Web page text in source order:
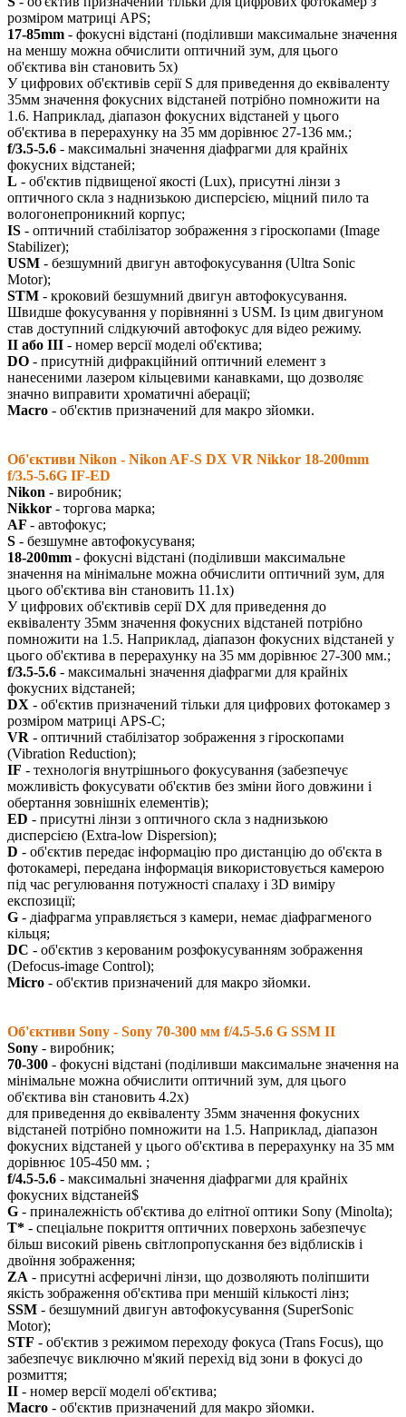
розміром матриці APS;
17-85mm - фокусні відстані (поділивши максимальне значення
на меншу можна обчислити оптичний зум, для цього
об'єктива він становить 5х)
У цифрових об'єктивів серії S для приведення до еквіваленту
35мм значення фокусних відстаней потрібно помножити на
1.6. Наприклад, діапазон фокусних відстаней у цього
об'єктива в перерахунку на 35 мм дорівнює 27-136 мм.;
f/3.5-5.6 - максимальні значення діафрагми для крайніх
фокусних відстаней;
L - об'єктив підвищеної якості (Lux), присутні лінзи з
оптичного скла з наднизькою дисперсією, міцний пило та
вологонепроникний корпус;
IS - оптичний стабілізатор зображення з гіроскопами (Image
Stabilizer);
USM - безшумний двигун автофокусування (Ultra Sonic
Motor);
STM - кроковий безшумний двигун автофокусування.
Швидше фокусування у порівнянні з USM. Із цим двигуном
став доступний слідкуючий автофокус для відео режиму.
II або III - номер версії моделі об'єктива;
DO - присутній дифракційний оптичний елемент з
нанесеними лазером кільцевими канавками, що дозволяє
значно виправити хроматичні аберації;
Macro - об'єктив призначений для макро зйомки.
Об'єктиви Nikon - Nikon AF-S DX VR Nikkor 18-200mm
f/3.5-5.6G IF-ED
Nikon - виробник;
Nikkor - торгова марка;
AF - автофокус;
S - безшумне автофокусуваня;
18-200mm - фокусні відстані (поділивши максимальне
значення на мінімальне можна обчислити оптичний зум, для
цього об'єктива він становить 11.1х)
У цифрових об'єктивів серії DX для приведення до
еквіваленту 35мм значення фокусних відстаней потрібно
помножити на 1.5. Наприклад, діапазон фокусних відстаней у
цього об'єктива в перерахунку на 35 мм дорівнює 27-300 мм.;
f/3.5-5.6 - максимальні значення діафрагми для крайніх
фокусних відстаней;
DX - об'єктив призначений тільки для цифрових фотокамер з
розміром матриці APS-C;
VR - оптичний стабілізатор зображення з гіроскопами
(Vibration Reduction);
IF - технологія внутрішнього фокусування (забезпечує
можливість фокусувати об'єктив без зміни його довжини і
обертання зовнішніх елементів);
ED - присутні лінзи з оптичного скла з наднизькою
дисперсією (Extra-low Dispersion);
D - об'єктив передає інформацію про дистанцію до об'єкта в
фотокамері, передана інформація використовується камерою
під час регулювання потужності спалаху і 3D виміру
експозиції;
G - діафрагма управляється з камери, немає діафрагменого
кільця;
DC - об'єктив з керованим розфокусуванням зображення
(Defocus-image Control);
Micro - об'єктив призначений для макро зйомки.
Об'єктиви Sony - Sony 70-300 мм f/4.5-5.6 G SSM II
Sony - виробник;
70-300 - фокусні відстані (поділивши максимальне значення на
мінімальне можна обчислити оптичний зум, для цього
об'єктива він становить 4.2х)
для приведення до еквіваленту 35мм значення фокусних
відстаней потрібно помножити на 1.5. Наприклад, діапазон
фокусних відстаней у цього об'єктива в перерахунку на 35 мм
дорівнює 105-450 мм. ;
f/4.5-5.6 - максимальні значення діафрагми для крайніх
фокусних відстаней$
G - приналежність об'єктива до елітної оптики Sony (Minolta);
T* - спеціальне покриття оптичних поверхонь забезпечує
більш високий рівень світлопропускання без відблисків і
двоїння зображення;
ZA - присутні асферичні лінзи, що дозволяють поліпшити
якість зображення об'єктива при меншій кількості лінз;
SSM - безшумний двигун автофокусування (SuperSonic
Motor);
STF - об'єктив з режимом переходу фокуса (Trans Focus), що
забезпечує виключно м'який перехід від зони в фокусі до
розмиття;
II - номер версії моделі об'єктива;
Macro - об'єктив призначений для макро зйомки.